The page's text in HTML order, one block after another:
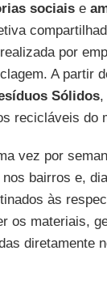
sociaise
por
A partir
Sólidos,
recicláveis do
vez por
bairros e,
às
os materiais,
diretamente